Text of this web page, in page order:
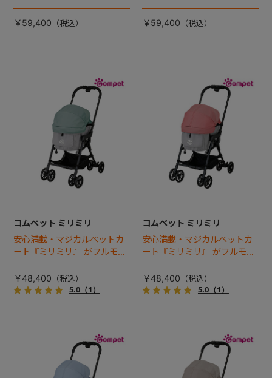
ミリEG』 がフルモデルチェン
ジ 。新機能「マジカルフォー
￥59,400
ミリEG』 がフルモデルチェン
ジ 。新機能「マジカルフォー
￥59,400
コムペット ミリミリ
安心満載・マジカルペットカ
ート『ミリミリ』 がフルモデ
ルチェンジ。 新機能「マジカ
ルフォールディング」搭載
￥48,400
5.0（1）
コムペット ミリミリ
安心満載・マジカルペットカ
ート『ミリミリ』 がフルモデ
ルチェンジ。 新機能「マジカ
ルフォールディング」搭載
￥48,400
5.0（1）